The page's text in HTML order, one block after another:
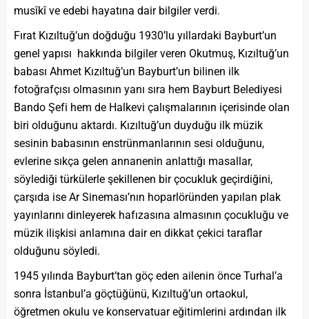
musîkî ve edebi hayatına dair bilgiler verdi.
Fırat Kızıltuğ’un doğduğu 1930’lu yıllardaki Bayburt’un
genel yapısı hakkında bilgiler veren Okutmuş, Kızıltuğ’un
babası Ahmet Kızıltuğ’un Bayburt’un bilinen ilk
fotoğrafçısı olmasının yanı sıra hem Bayburt Belediyesi
Bando Şefi hem de Halkevi çalışmalarının içerisinde olan
biri olduğunu aktardı. Kızıltuğ’un duyduğu ilk müzik
sesinin babasının enstrünmanlarının sesi olduğunu,
evlerine sıkça gelen annanenin anlattığı masallar,
söylediği türkülerle şekillenen bir çocukluk geçirdiğini,
çarşıda ise Ar Sineması’nın hoparlöründen yapılan plak
yayınlarını dinleyerek hafızasına almasının çocukluğu ve
müzik ilişkisi anlamına dair en dikkat çekici taraflar
olduğunu söyledi.
1945 yılında Bayburt’tan göç eden ailenin önce Turhal’a
sonra İstanbul’a göçtüğünü, Kızıltuğ’un ortaokul,
öğretmen okulu ve konservatuar eğitimlerini ardından ilk